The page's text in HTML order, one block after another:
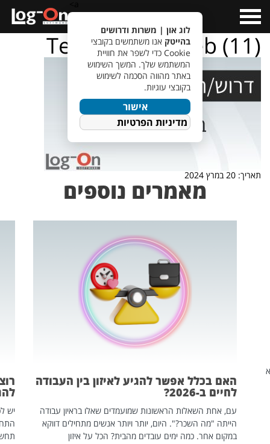
Menu
TempletJobsWeb (11)
תאריך: 20 במרץ 2024
מאמרים נוספים
האם בכלל אפשר להגיע לאיזון בין העבודה
לחיים ב-2026?
עם, אחת השאלות הראשונות שמועמדים שאלו בראיון עבודה
הייתה "מה השכר?". היום, יותר ויותר אנשים מתחילים דווקא
במקום אחר. כמה ימים עובדים מהבית? הכל על איזון
יש
לוג און | משרות ודרושים
בהייטק אנו משתמשים בקובצי
Cookie כדי לשפר את חוויית
המשתמש שלך. המשך השימוש
באתר מהווה הסכמה לשימוש
בקובצי עוגיות.
אישור
מדיניות הפרטיות